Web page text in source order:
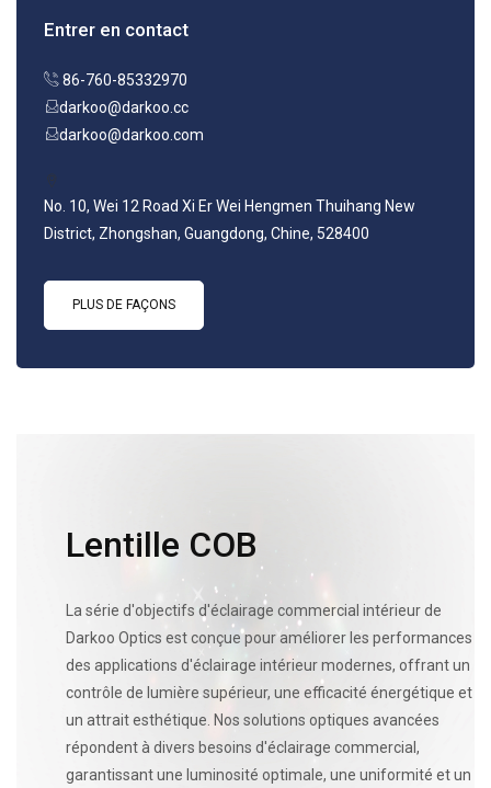
Entrer en contact
86-760-85332970
darkoo@darkoo.cc
darkoo@darkoo.com
No. 10, Wei 12 Road Xi Er Wei Hengmen Thuihang New
District, Zhongshan, Guangdong, Chine, 528400
PLUS DE FAÇONS
Lentille COB
La série d'objectifs d'éclairage commercial intérieur de
Darkoo Optics est conçue pour améliorer les performances
des applications d'éclairage intérieur modernes, offrant un
contrôle de lumière supérieur, une efficacité énergétique et
un attrait esthétique. Nos solutions optiques avancées
répondent à divers besoins d'éclairage commercial,
garantissant une luminosité optimale, une uniformité et un